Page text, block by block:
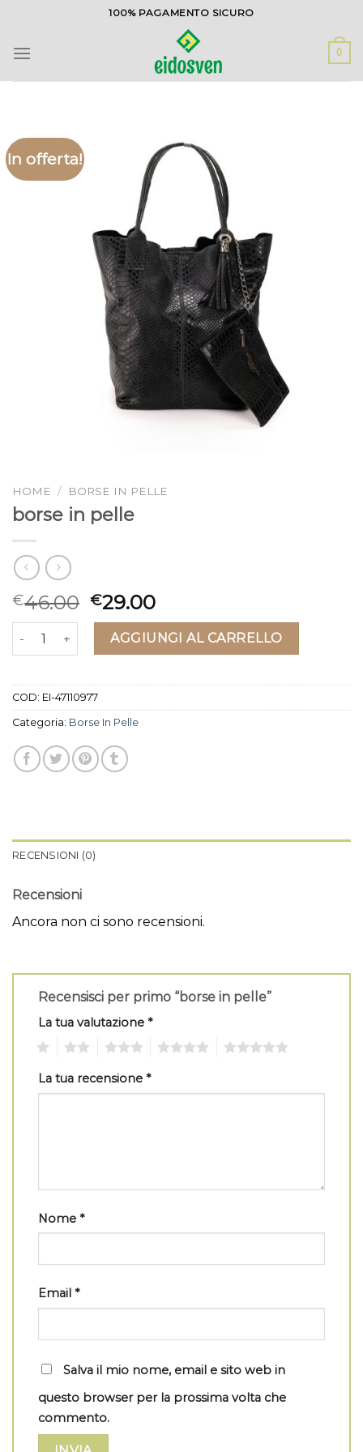
contenuti
100% PAGAMENTO SICURO
0
In offerta!
HOME / BORSE IN PELLE
borse in pelle
€46.00 €29.00
borse in pelle quantitàAGGIUNGI AL CARRELLO
COD: EI-47110977
Categoria: Borse In Pelle
RECENSIONI (0)
Recensioni
Ancora non ci sono recensioni.
Recensisci per primo “borse in pelle”
La tua valutazione *
La tua recensione *
Nome *
Email *
Salva il mio nome, email e sito web in
questo browser per la prossima volta che
commento.